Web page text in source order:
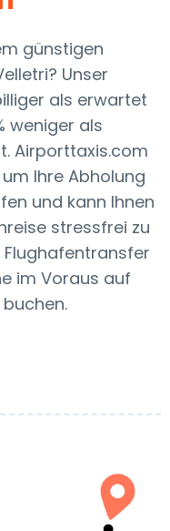
günstigen
Unser
als erwartet
weniger als
Airporttaxis.com
Ihre Abholung
und kann Ihnen
stressfrei zu
Flughafentransfer
im Voraus auf